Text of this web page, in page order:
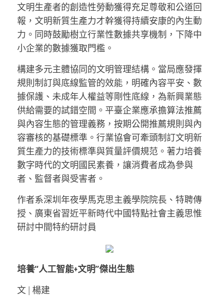
文明生產者的創造性勞動獲得充足尊敬和公道回
報，文明新質生產力才幹獲得持續安康的內生動
力。同時鼓勵樹立行業性數據共享機制，下降中
小企業的數據獲取門檻。
構建多元主體協同的文明管理結構。當局應發揮
規則制訂與底線監管的效能，明確內容平安、數
據保護、未成年人權益等剛性底線，為新興業態
供給需要的試錯空間。平臺企業應承擔算法推薦
與內容生態的管理義務，按期公開推薦規則與內
容審核的基礎標準。行業協會可牽頭制訂文明新
質生產力的技術標準與質量評價規范。著力培養
數字時代的文明國民素養，讓消費者成為參與
者、監督者與受害者。
作者系深圳年夜學馬克思主義學院院長、特聘傳
授、廣東省習近平新時代中國特點社會主義思惟
研討中間特約研討員
培養“人工智能+文明”傑出生態
文 | 楊建